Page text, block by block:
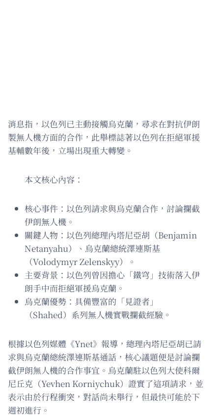
消息指，以色列已主動接觸烏克蘭，尋求在對抗伊朗
製無人機方面的合作，此舉標誌著以色列在拒絕軍援
基輔數年後，立場出現重大轉變。
本文核心內容：
核心事件：以色列請求與烏克蘭合作，討論攔截
伊朗無人機。
關鍵人物：以色列總理內塔尼亞胡（Benjamin
Netanyahu）、烏克蘭總統澤連斯基
（Volodymyr Zelenskyy）。
主要背景：以色列曾因擔心「鐵穹」技術落入伊
朗手中而拒絕軍援烏克蘭。
烏克蘭優勢：具備豐富的「見證者」
（Shahed）系列無人機實戰攔截經驗。
根據以色列媒體《Ynet》報導，總理內塔尼亞胡已請
求與烏克蘭總統澤連斯基通話，核心議題便是討論攔
截伊朗無人機的合作事宜。烏克蘭駐以色列大使科爾
尼丘克（Yevhen Korniychuk）證實了這項請求，並
表示由於行程衝突，對話尚未舉行，但最快可能於下
週初進行。